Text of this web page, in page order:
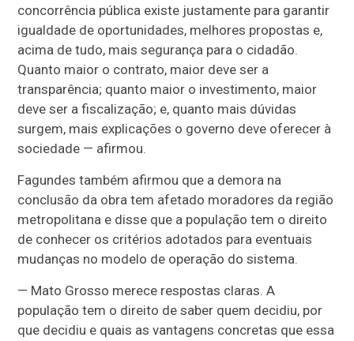
concorrência pública existe justamente para garantir
igualdade de oportunidades, melhores propostas e,
acima de tudo, mais segurança para o cidadão.
Quanto maior o contrato, maior deve ser a
transparência; quanto maior o investimento, maior
deve ser a fiscalização; e, quanto mais dúvidas
surgem, mais explicações o governo deve oferecer à
sociedade — afirmou.
Fagundes também afirmou que a demora na
conclusão da obra tem afetado moradores da região
metropolitana e disse que a população tem o direito
de conhecer os critérios adotados para eventuais
mudanças no modelo de operação do sistema.
— Mato Grosso merece respostas claras. A
população tem o direito de saber quem decidiu, por
que decidiu e quais as vantagens concretas que essa